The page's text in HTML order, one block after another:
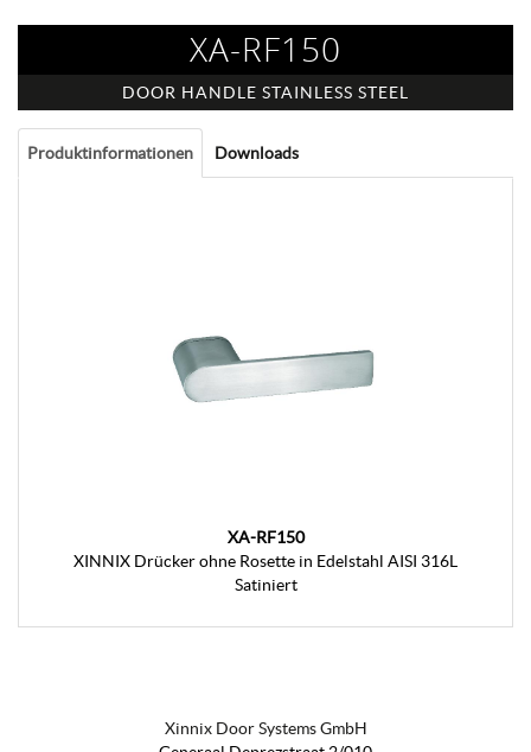
XA-RF150
DOOR HANDLE STAINLESS STEEL
Produktinformationen Downloads
XA-RF150
XINNIX Drücker ohne Rosette in Edelstahl AISI 316L
Satiniert
Xinnix Door Systems GmbH